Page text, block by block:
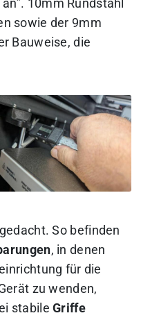
10mm Rundstahl
sowie der 9mm
Bauweise, die
So befinden
, in denen
für die
zu wenden,
stabileGriffe